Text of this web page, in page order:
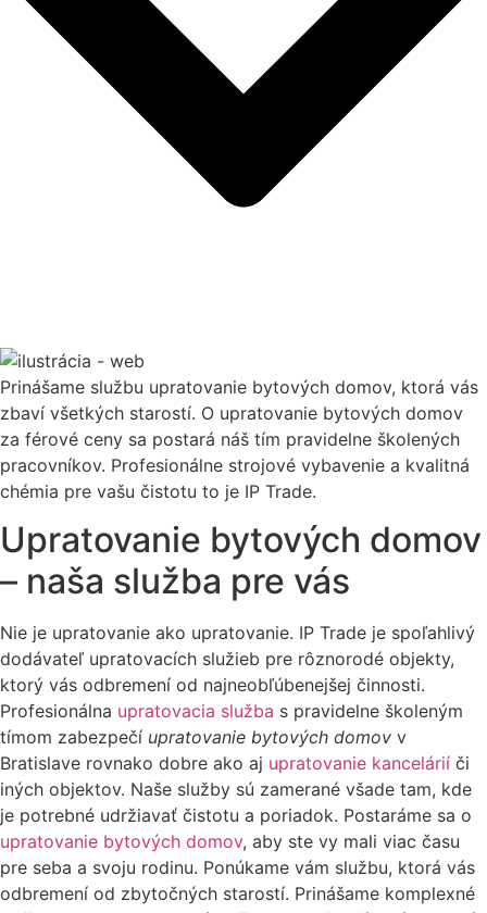
Prinášame službu upratovanie bytových domov, ktorá vás
zbaví všetkých starostí. O upratovanie bytových domov
za férové ceny sa postará náš tím pravidelne školených
pracovníkov. Profesionálne strojové vybavenie a kvalitná
chémia pre vašu čistotu to je IP Trade.
Upratovanie bytových domov
– naša služba pre vás
Nie je upratovanie ako upratovanie. IP Trade je spoľahlivý
dodávateľ upratovacích služieb pre rôznorodé objekty,
ktorý vás odbremení od najneobľúbenejšej činnosti.
Profesionálna upratovacia služba s pravidelne školeným
tímom zabezpečí upratovanie bytových domov v
Bratislave rovnako dobre ako aj upratovanie kancelárií či
iných objektov. Naše služby sú zamerané všade tam, kde
je potrebné udržiavať čistotu a poriadok. Postaráme sa o
upratovanie bytových domov, aby ste vy mali viac času
pre seba a svoju rodinu. Ponúkame vám službu, ktorá vás
odbremení od zbytočných starostí. Prinášame komplexné